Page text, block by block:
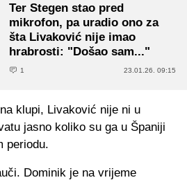
Ter Stegen stao pred
mikrofon, pa uradio ono za
šta Livaković nije imao
hrabrosti: "Došao sam..."
1 23.01.26. 09:15
klupi, Livaković nije ni u
jasno koliko su ga u Španiji
periodu.
Dominik je na vrijeme